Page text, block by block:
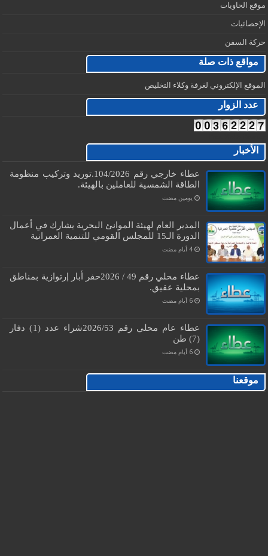
موقع الحاويات
الإحصائيات
حركة السفن
مواقع ذات صلة
الموقع الإلكتروني لغرفة وكلاء التخليص
عدد الزوار
الأخبار
عطاء خارجي رقم 104/2026.توريد وتركيب منظومة
الطاقة الشمسية للعاملين بالهيئة.
‏يومين مضت
المدير العام لهيئة الموانئ البحرية يشارك في أعمال
الدورة الـ15 للمجلس القومي للتنمية العمرانية
‏4 أيام مضت
عطاء محلي رقم 49 / 2026حفر أبار إرتوازية بمناطق
بمحلية عقيق.
‏6 أيام مضت
عطاء عام محلي رقم 2026/53شراء عدد (1) دفار
(7) طن
‏6 أيام مضت
موقعنا